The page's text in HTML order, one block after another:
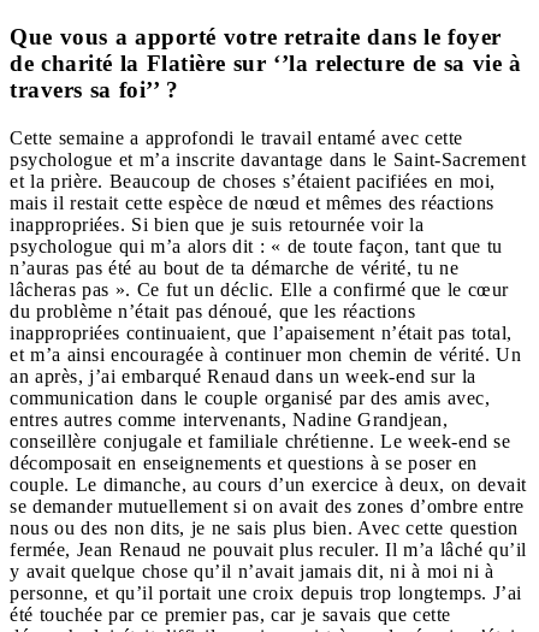
Que vous a apporté votre retraite dans le foyer
de charité la Flatière sur ‘’la relecture de sa vie à
travers sa foi’’ ?
Cette semaine a approfondi le travail entamé avec cette
psychologue et m’a inscrite davantage dans le Saint-Sacrement
et la prière. Beaucoup de choses s’étaient pacifiées en moi,
mais il restait cette espèce de nœud et mêmes des réactions
inappropriées. Si bien que je suis retournée voir la
psychologue qui m’a alors dit : « de toute façon, tant que tu
n’auras pas été au bout de ta démarche de vérité, tu ne
lâcheras pas ». Ce fut un déclic. Elle a confirmé que le cœur
du problème n’était pas dénoué, que les réactions
inappropriées continuaient, que l’apaisement n’était pas total,
et m’a ainsi encouragée à continuer mon chemin de vérité. Un
an après, j’ai embarqué Renaud dans un week-end sur la
communication dans le couple organisé par des amis avec,
entres autres comme intervenants, Nadine Grandjean,
conseillère conjugale et familiale chrétienne. Le week-end se
décomposait en enseignements et questions à se poser en
couple. Le dimanche, au cours d’un exercice à deux, on devait
se demander mutuellement si on avait des zones d’ombre entre
nous ou des non dits, je ne sais plus bien. Avec cette question
fermée, Jean Renaud ne pouvait plus reculer. Il m’a lâché qu’il
y avait quelque chose qu’il n’avait jamais dit, ni à moi ni à
personne, et qu’il portait une croix depuis trop longtemps. J’ai
été touchée par ce premier pas, car je savais que cette